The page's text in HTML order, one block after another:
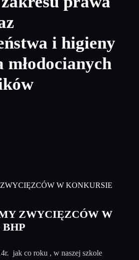
i higieny
młodocianych
ZWYCIĘZCÓW W
jak co roku , w naszej szkole